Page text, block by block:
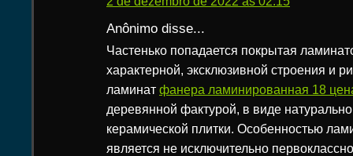
Anônimo disse...
Частенько попадается покрытая
характерной, эксклюзивной строения и
ламинат фанера ламинированная 18
деревянной фактурой, в виде
керамической плитки. Особенностью
является не исключительно